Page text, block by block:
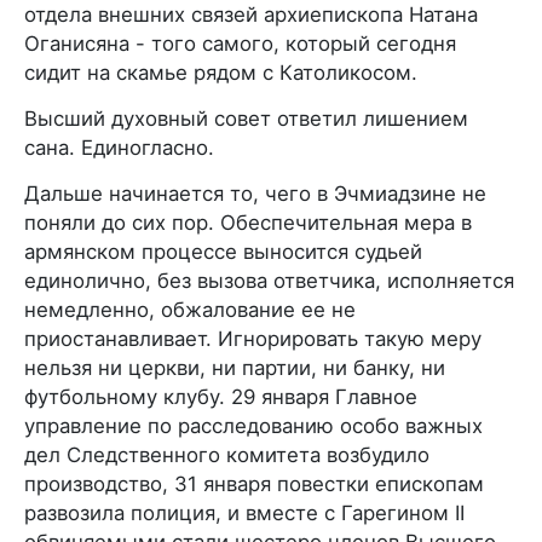
отдела внешних связей архиепископа Натана
Оганисяна - того самого, который сегодня
сидит на скамье рядом с Католикосом.
Высший духовный совет ответил лишением
сана. Единогласно.
Дальше начинается то, чего в Эчмиадзине не
поняли до сих пор. Обеспечительная мера в
армянском процессе выносится судьей
единолично, без вызова ответчика, исполняется
немедленно, обжалование ее не
приостанавливает. Игнорировать такую меру
нельзя ни церкви, ни партии, ни банку, ни
футбольному клубу. 29 января Главное
управление по расследованию особо важных
дел Следственного комитета возбудило
производство, 31 января повестки епископам
развозила полиция, и вместе с Гарегином II